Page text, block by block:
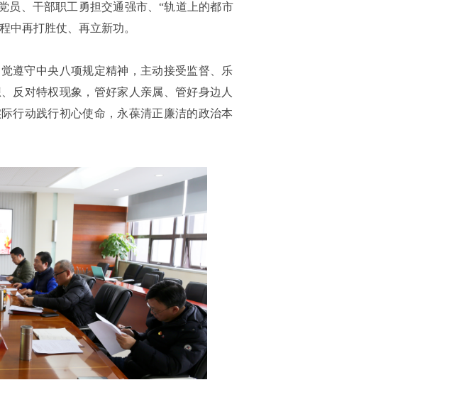
员、干部职工勇担交通强市、“轨道上的都市
中再打胜仗、再立新功。
遵守中央八项规定精神，主动接受监督、乐
反对特权现象，管好家人亲属、管好身边人
行动践行初心使命，永葆清正廉洁的政治本